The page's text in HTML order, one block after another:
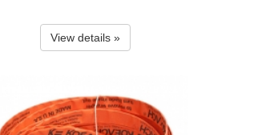
View details »